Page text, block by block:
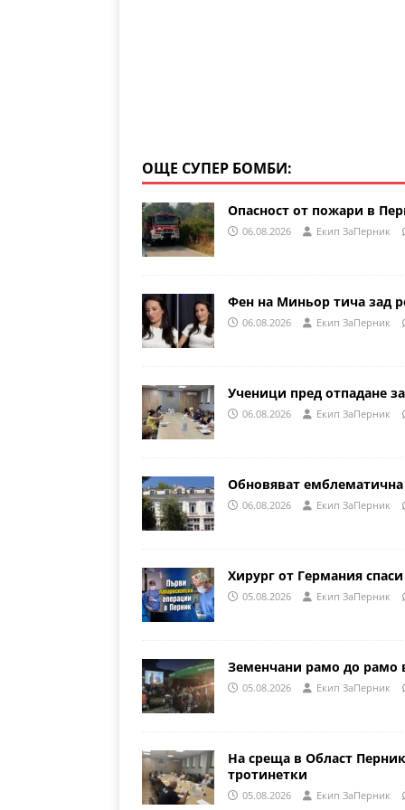
ОЩЕ СУПЕР БОМБИ:
Опасност от пожари в
06.08.2026 Eкип ЗаПерник
Фен на Миньор тича зад
06.08.2026 Eкип ЗаПерник
Ученици пред отпадане
06.08.2026 Eкип ЗаПерник
Обновяват
06.08.2026 Eкип ЗаПерник
Хирург от Германия
05.08.2026 Eкип ЗаПерник
Земенчани рамо до рамо
05.08.2026 Eкип ЗаПерник
На среща в Област
тротинетки
05.08.2026 Eкип ЗаПерник